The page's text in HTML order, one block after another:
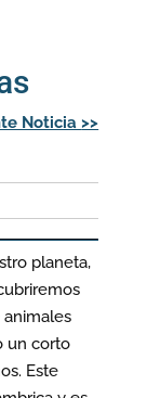
Noticia >>
planeta,
un corto
Este